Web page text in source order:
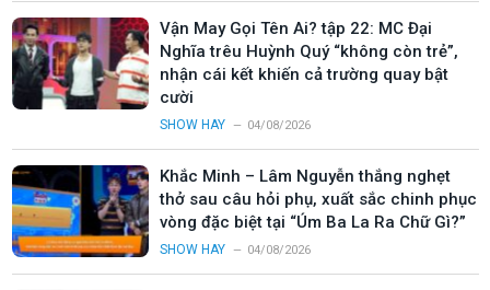
Vận May Gọi Tên Ai? tập 22: MC Đại
Nghĩa trêu Huỳnh Quý “không còn trẻ”,
nhận cái kết khiến cả trường quay bật
cười
SHOW HAY 04/08/2026
Khắc Minh – Lâm Nguyễn thắng nghẹt
thở sau câu hỏi phụ, xuất sắc chinh phục
vòng đặc biệt tại “Úm Ba La Ra Chữ Gì?”
SHOW HAY 04/08/2026